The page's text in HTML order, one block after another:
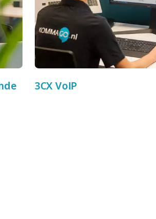
3CX VoIP